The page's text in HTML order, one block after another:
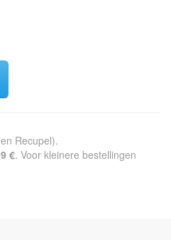
Recupel).
€. Voor kleinere bestellingen